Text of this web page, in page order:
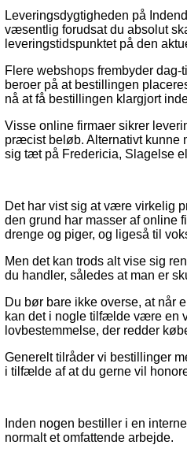
Leveringsdygtigheden på
væsentlig forudsat du absolut
leveringstidspunktet på den
Flere webshops frembyder
beroer på at bestillingen
nå at få bestillingen klargjort
Visse online firmaer sikrer
præcist beløb. Alternativt kunne
sig tæt på Fredericia, Slagelse
Det har vist sig at være virkelig
den grund har masser af online
drenge og piger, og ligeså til
Men det kan trods alt vise sig
du handler, således at man er
Du bør bare ikke overse, at når
kan det i nogle tilfælde være en
lovbestemmelse, der redder
Generelt tilråder vi bestillinger
i tilfælde af at du gerne vil
Inden nogen bestiller i en
normalt et omfattende arbejde.